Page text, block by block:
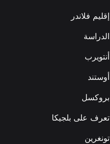
إقليم فلاندر
الدراسة
أنتويرب
أوستند
بروكسل
تعرف على بلجيكا
تونغرين